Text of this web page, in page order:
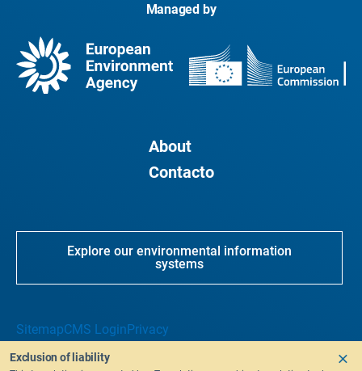
Managed by
About
Contacto
Explore our environmental information
systems
SitemapCMS LoginPrivacy
Exclusion of liability